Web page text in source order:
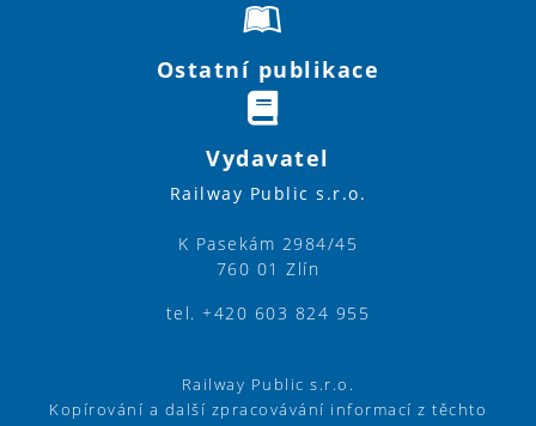
Ostatní publikace
Vydavatel
Railway Public s.r.o.
K Pasekám 2984/45
760 01 Zlín
tel. +420 603 824 955
Railway Public s.r.o.
Kopírování a další zpracovávání informací z těchto